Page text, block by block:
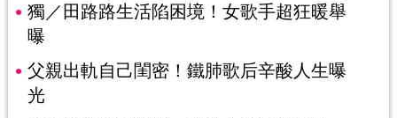
獨／田路路生活陷困境！女歌手超狂暖舉
曝
父親出軌自己閨密！鐵肺歌后辛酸人生曝
光